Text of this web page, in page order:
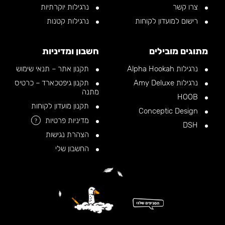
צרו קשר
רישום למועדון לקוחות
נרגילות יוקרתיות
נרגילות קטנות
מתוגים מובילים
נרגילות Alpha Hookah
נרגילות Amy Deluxe
חשבון ומדיניות
תקנון אתר – תנאי שימוש
תקנון גיפטכארד – כרטיס
מתנה
תקנון מועדון לקוחות
מדיניות פרטיות
?
הצהרת נגישות
החשבון שלי